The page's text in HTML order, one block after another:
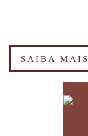
SAIBA MAIS